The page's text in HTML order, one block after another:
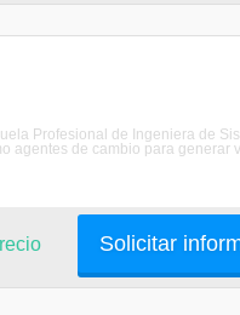
Profesional de Ingeniera de
agentes de cambio para generar
Solicitar